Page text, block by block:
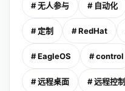
# 无人参与 # 自动化
# 定制 # RedHat
# EagleOS # control
# 远程桌面 # 远程控制